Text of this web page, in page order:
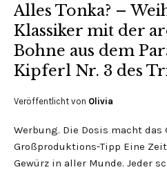
Alles Tonka? –
Klassiker mit der
Bohne aus dem
Kipferl Nr. 3 des
Veröffentlicht von Olivia
Werbung. Die Dosis macht
Großproduktions-Tipp Eine
Gewürz in aller Munde. Jeder